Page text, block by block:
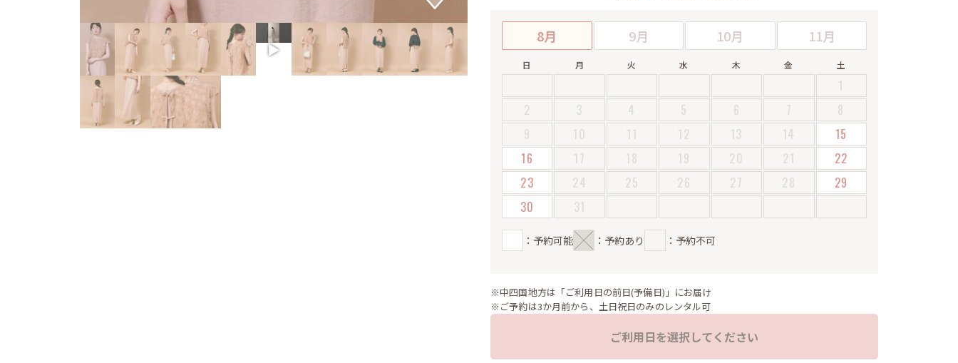
8月 9月 10月 11月
日 月 火 水 木 金 土
1
2
3 4 5 6 7
8
9
10 11 12 13 14
15
16
17 18 19 20 21
22
23
24 25 26 27 28
29
30
31
：予約可能 ：予約あり ：予約不可
※中四国地方は「ご利用日の前日(予備日)」にお届け
※ご予約は3か月前から、土日祝日のみのレンタル可
ご利用日を選択してください